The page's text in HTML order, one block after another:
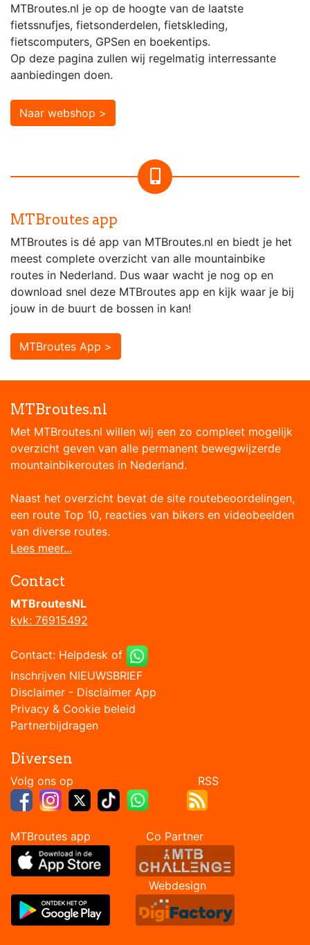
MTBroutes.nl je op de hoogte van de laatste
fietssnufjes, fietsonderdelen, fietskleding,
fietscomputers, GPSen en boekentips.
Op deze pagina zullen wij regelmatig interressante
aanbiedingen doen.
Naar webshop >
MTBroutes app
MTBroutes is dé app van MTBroutes.nl en biedt je het
meest complete overzicht van alle mountainbike
routes in Nederland. Dus waar wacht je nog op en
download snel deze MTBroutes app en kijk waar je bij
jouw in de buurt de bossen in kan!
MTBroutes App >
MTBroutes.nl
Met MTBroutes.nl willen wij een zo compleet mogelijk
overzicht geven van alle permanent bewegwijzerde
mountainbikeroutes in Nederland.
Naast het overzicht bevat de site routebeoordelingen,
een route Top 10, reacties van bikers en videobeelden
van diverse routes.
Lees meer...
Contact
MTBroutesNL
kvk: 76915492
Contact: Helpdesk of
Inschrijven NIEUWSBRIEF
Disclaimer - Disclaimer App
Privacy & Cookie beleid
Partnerbijdragen
Diversen
Volg ons op RSS
MTBroutes app Co Partner
Webdesign